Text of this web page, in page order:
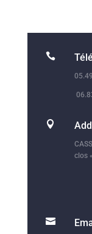


clos
